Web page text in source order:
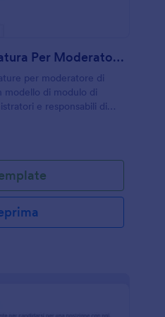
Modulo Di Candidatura Per Moderatore Discord
per moderatore di
modello di modulo di
e responsabili di
unico flusso.